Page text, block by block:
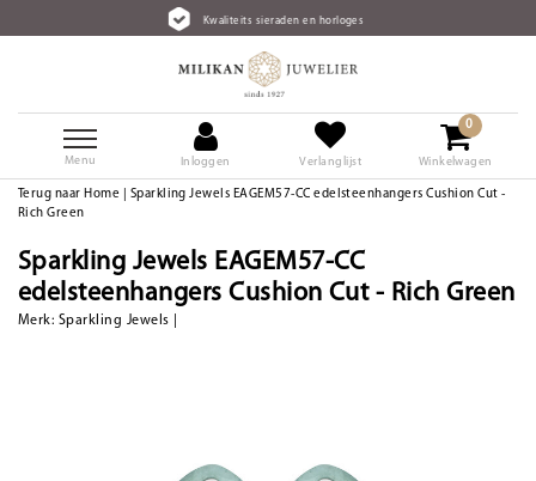
Kwaliteits sieraden en horloges
Menu Inloggen Verlanglijst
0
Winkelwagen
Terug naar Home
Sparkling Jewels EAGEM57-CC edelsteenhangers Cushion Cut -
Rich Green
Sparkling Jewels EAGEM57-CC
edelsteenhangers Cushion Cut - Rich Green
Merk: Sparkling Jewels